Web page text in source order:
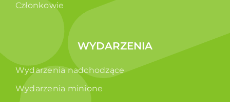
Członkowie
WYDARZENIA
Wydarzenia nadchodzące
Wydarzenia minione